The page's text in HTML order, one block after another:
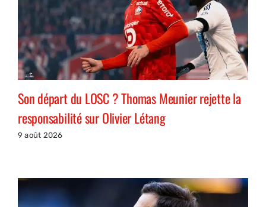
Son départ du LOSC ? Thomas Meunier rejette la
responsabilité sur Olivier Létang
9 août 2026